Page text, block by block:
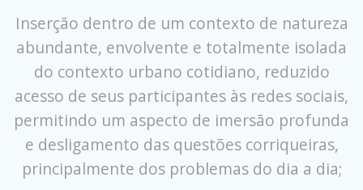
Inserção dentro de um contexto de natureza
abundante, envolvente e totalmente isolada
do contexto urbano cotidiano, reduzido
acesso de seus participantes às redes sociais,
permitindo um aspecto de imersão profunda
e desligamento das questões corriqueiras,
principalmente dos problemas do dia a dia;